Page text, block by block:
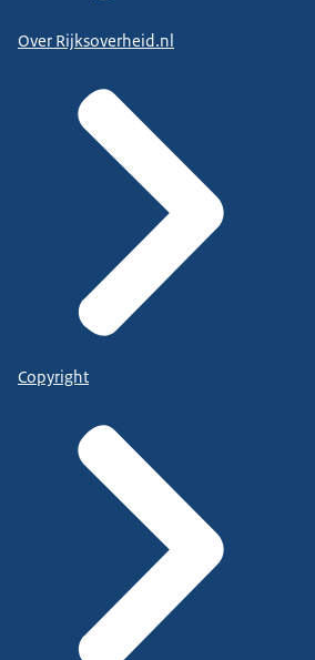
Over Rijksoverheid.nl
Copyright